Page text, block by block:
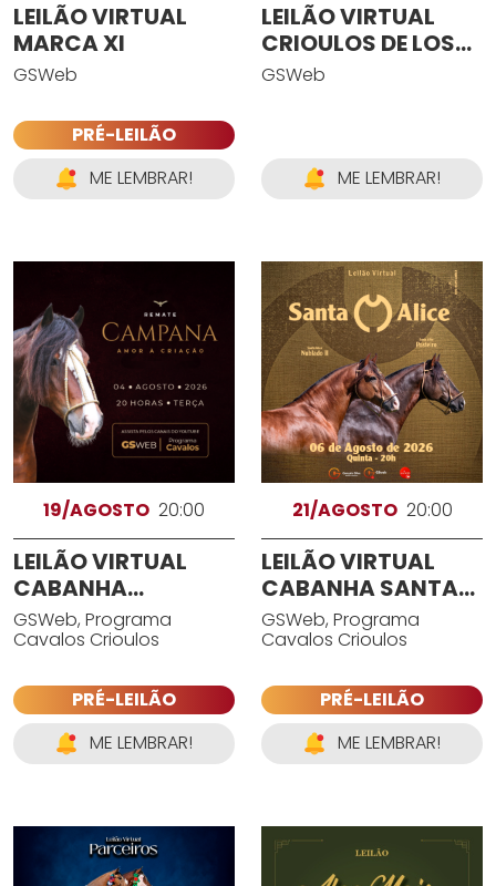
LEILÃO VIRTUAL
MARCA XI
GSWeb
PRÉ-LEILÃO
ME LEMBRAR!
LEILÃO VIRTUAL
CRIOULOS DE LOS
BUENOS
GSWeb
ME LEMBRAR!
19/AGOSTO 20:00
LEILÃO VIRTUAL
CABANHA
CAMPANA
GSWeb, Programa
Cavalos Crioulos
PRÉ-LEILÃO
ME LEMBRAR!
21/AGOSTO 20:00
LEILÃO VIRTUAL
CABANHA SANTA
ALICE
GSWeb, Programa
Cavalos Crioulos
PRÉ-LEILÃO
ME LEMBRAR!